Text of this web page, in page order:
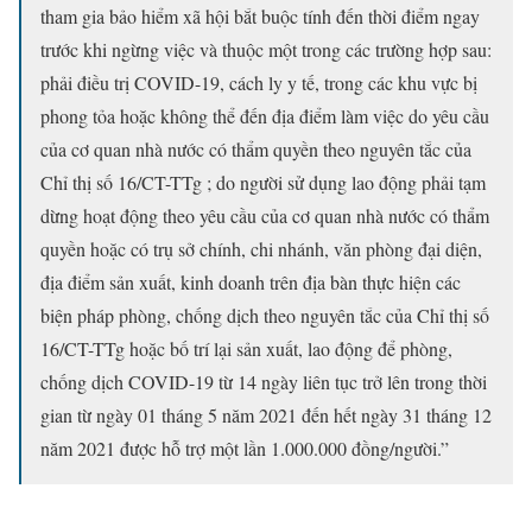
tham gia bảo hiểm xã hội bắt buộc tính đến thời điểm ngay
trước khi ngừng việc và thuộc một trong các trường hợp sau:
phải điều trị COVID-19, cách ly y tế, trong các khu vực bị
phong tỏa hoặc không thể đến địa điểm làm việc do yêu cầu
của cơ quan nhà nước có thẩm quyền theo nguyên tắc của
Chỉ thị số 16/CT-TTg ; do người sử dụng lao động phải tạm
dừng hoạt động theo yêu cầu của cơ quan nhà nước có thẩm
quyền hoặc có trụ sở chính, chi nhánh, văn phòng đại diện,
địa điểm sản xuất, kinh doanh trên địa bàn thực hiện các
biện pháp phòng, chống dịch theo nguyên tắc của Chỉ thị số
16/CT-TTg hoặc bố trí lại sản xuất, lao động để phòng,
chống dịch COVID-19 từ 14 ngày liên tục trở lên trong thời
gian từ ngày 01 tháng 5 năm 2021 đến hết ngày 31 tháng 12
năm 2021 được hỗ trợ một lần 1.000.000 đồng/người.”